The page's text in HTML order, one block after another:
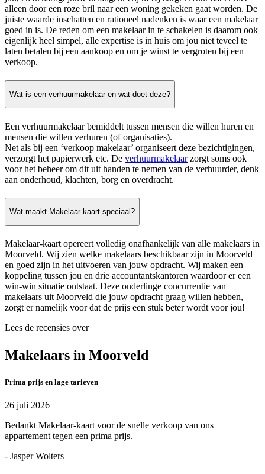
alleen door een roze bril naar een woning gekeken gaat worden. De
juiste waarde inschatten en rationeel nadenken is waar een makelaar
goed in is. De reden om een makelaar in te schakelen is daarom ook
eigenlijk heel simpel, alle expertise is in huis om jou niet teveel te
laten betalen bij een aankoop en om je winst te vergroten bij een
verkoop.
Wat is een verhuurmakelaar en wat doet deze?
Een verhuurmakelaar bemiddelt tussen mensen die willen huren en
mensen die willen verhuren (of organisaties).
Net als bij een ‘verkoop makelaar’ organiseert deze bezichtigingen,
verzorgt het papierwerk etc. De verhuurmakelaarzorgt soms ook
voor het beheer om dit uit handen te nemen van de verhuurder, denk
aan onderhoud, klachten, borg en overdracht.
Wat maakt Makelaar-kaart speciaal?
Makelaar-kaart opereert volledig onafhankelijk van alle makelaars in
Moorveld. Wij zien welke makelaars beschikbaar zijn in Moorveld
en goed zijn in het uitvoeren van jouw opdracht. Wij maken een
koppeling tussen jou en drie accountantskantoren waardoor er een
win-win situatie ontstaat. Deze onderlinge concurrentie van
makelaars uit Moorveld die jouw opdracht graag willen hebben,
zorgt er namelijk voor dat de prijs een stuk beter wordt voor jou!
Lees de recensies over
Makelaars in Moorveld
Prima prijs en lage tarieven
26 juli 2026
Bedankt Makelaar-kaart voor de snelle verkoop van ons
appartement tegen een prima prijs.
- Jasper Wolters